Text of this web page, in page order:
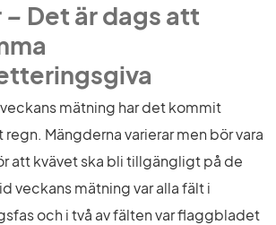
– Det är dags att
mätning har det kommit
Mängderna varierar men bör vara
att kvävet ska bli tillgängligt på de
veckans mätning var alla fält i
och i två av fälten var flaggbladet